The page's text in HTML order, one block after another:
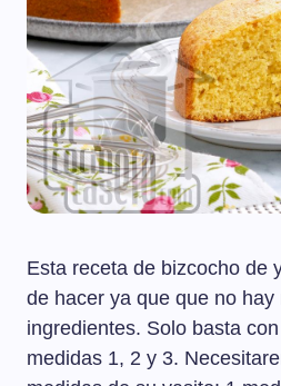
Esta receta de bizcocho de
de hacer ya que que no
ingredientes. Solo basta
medidas 1, 2 y 3.